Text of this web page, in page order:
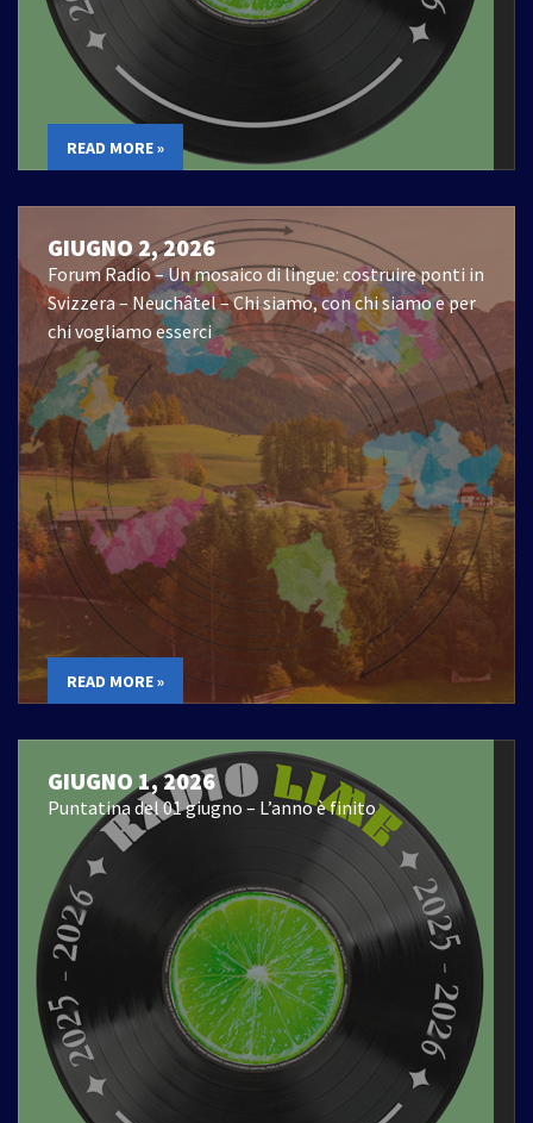
READ MORE »
GIUGNO 2, 2026
Forum Radio – Un mosaico di lingue: costruire ponti in
Svizzera – Neuchâtel – Chi siamo, con chi siamo e per
chi vogliamo esserci
READ MORE »
GIUGNO 1, 2026
Puntatina del 01 giugno – L’anno è finito